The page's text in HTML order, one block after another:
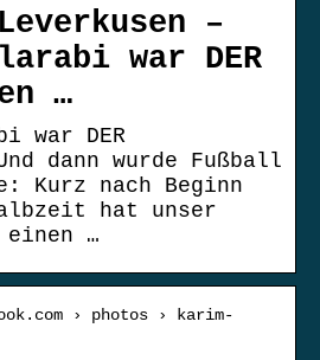
–
war DER
…
war DER
dann wurde Fußball
Kurz nach Beginn
hat unser
…
› photos › karim-